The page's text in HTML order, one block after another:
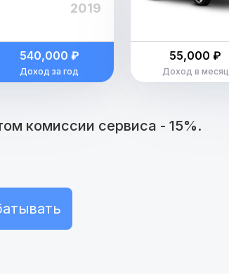
2019
540,000 ₽
Доход за год
55,000 ₽
Доход в месяц
комиссии сервиса - 15%.